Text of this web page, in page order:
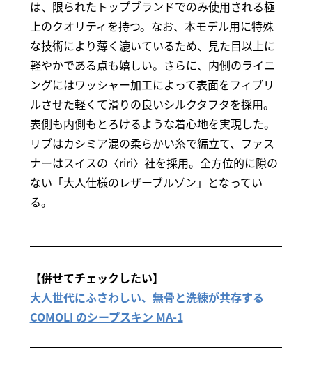
は、限られたトップブランドでのみ使用される極
上のクオリティを持つ。なお、本モデル用に特殊
な技術により薄く漉いているため、見た目以上に
軽やかである点も嬉しい。さらに、内側のライニ
ングにはワッシャー加工によって表面をフィブリ
ルさせた軽くて滑りの良いシルクタフタを採用。
表側も内側もとろけるような着心地を実現した。
リブはカシミア混の柔らかい糸で編立て、ファス
ナーはスイスの〈riri〉社を採用。全方位的に隙の
ない「大人仕様のレザーブルゾン」となってい
る。
【併せてチェックしたい】
大人世代にふさわしい、無骨と洗練が共存する
COMOLI のシープスキン MA-1